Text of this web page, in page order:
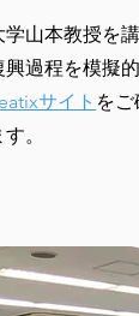
学山本教授を
興過程を模擬
サイト を
。